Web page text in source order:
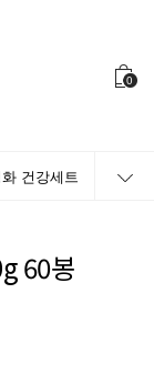
0
건강세트
60봉